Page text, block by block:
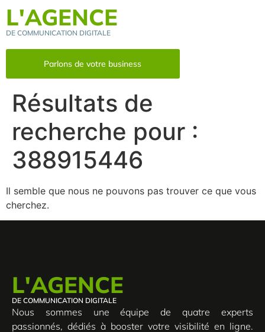
L'AGENCE
DE COMMUNICATION DIGITALE
Parlons de votre business
Résultats de
recherche pour :
388915446
Il semble que nous ne pouvons pas trouver ce que vous
cherchez.
L'AGENCE
DE COMMUNICATION DIGITALE
Nous sommes une équipe de quatre experts
passionnés, dédiés à booster votre visibilité en ligne.